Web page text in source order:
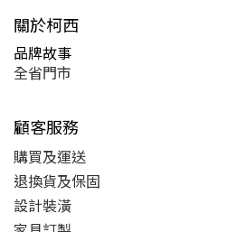
關於柯西
品牌故事
全省門市
顧客服務
購買及運送
退換貨及保固
設計裝潢